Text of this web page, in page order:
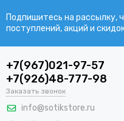
Подпишитесь на рассылку,
поступлений, акций и
+7(967)021-97-57
+7(926)48-777-98
Заказать звонок
info@sotikstore.ru